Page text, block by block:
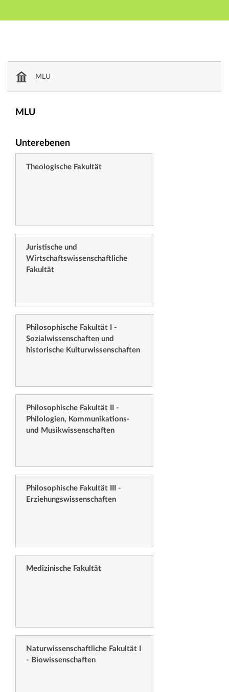
Hauptnavigation
Fußzeile
MLU
MLU
Unterebenen
Theologische Fakultät
Juristische und
Wirtschaftswissenschaftliche
Fakultät
Philosophische Fakultät I -
Sozialwissenschaften und
historische Kulturwissenschaften
Philosophische Fakultät II -
Philologien, Kommunikations-
und Musikwissenschaften
Philosophische Fakultät III -
Erziehungswissenschaften
Medizinische Fakultät
Naturwissenschaftliche Fakultät I
- Biowissenschaften